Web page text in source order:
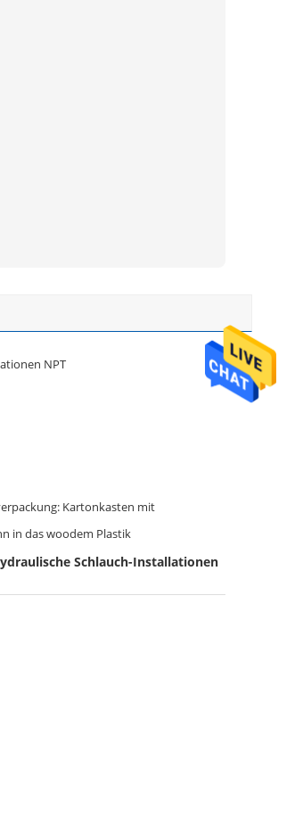
NPT
Kartonkasten mit
in das woodem Plastik
Schlauch-Installationen